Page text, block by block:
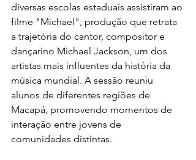
diversas escolas estaduais assistiram ao
filme "Michael", produção que retrata
a trajetória do cantor, compositor e
dançarino Michael Jackson, um dos
artistas mais influentes da história da
música mundial. A sessão reuniu
alunos de diferentes regiões de
Macapá, promovendo momentos de
interação entre jovens de
comunidades distintas.